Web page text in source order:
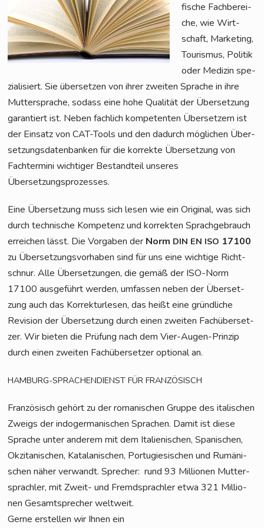
fi­sche Fach­be­rei­
che, wie Wirt­
schaft, Mar­ke­ting,
Tou­ris­mus, Poli­tik
oder Medi­zin spe­
zia­li­siert. Sie über­set­zen von ihrer zwei­ten Spra­che in ihre
Mut­ter­spra­che, sodass eine hohe Qua­li­tät der Über­set­zung
garan­tiert ist. Neben fach­lich kom­pe­ten­ten Über­set­zern ist
der Ein­satz von CAT-Tools und den dadurch mög­li­chen Über­
set­zungs­da­ten­ban­ken für die kor­rek­te Über­set­zung von
Fach­ter­mi­ni wich­ti­ger Bestand­teil unse­res
Übersetzungsprozesses.
Eine Über­set­zung muss sich lesen wie ein Ori­gi­nal, was sich
durch tech­ni­sche Kom­pe­tenz und kor­rek­ten Sprach­ge­brauch
errei­chen lässt. Die Vor­ga­ben der Norm DIN EN ISO 17100
zu Über­set­zungs­vor­ha­ben sind für uns eine wich­ti­ge Richt­
schnur. Alle Über­set­zun­gen, die gemäß der ISO-Norm
17100 aus­ge­führt wer­den, umfas­sen neben der Über­set­
zung auch das Kor­rek­tur­le­sen, das heißt eine gründ­li­che
Revi­si­on der Über­set­zung durch einen zwei­ten Fach­über­set­
zer. Wir bie­ten die Prü­fung nach dem Vier-Augen-Prin­zip
durch einen zwei­ten Fach­über­set­zer optio­nal an.
HAMBURG-SPRACHENDIENST FÜR FRANZÖSISCH
Fran­zö­sisch gehört zu der roma­ni­schen Grup­pe des ita­li­schen
Zweigs der indo­ger­ma­ni­schen Spra­chen. Damit ist die­se
Spra­che unter ande­rem mit dem Ita­lie­ni­schen, Spa­ni­schen,
Okzita­ni­schen, Kata­la­ni­schen, Por­tu­gie­si­schen und Rumä­ni­
schen näher ver­wandt. Spre­cher: rund 93 Mil­lio­nen Mut­ter­
sprach­ler, mit Zweit- und Fremd­sprach­ler etwa 321 Mil­lio­
nen Gesamt­spre­cher weltweit.
Ger­ne erstel­len wir Ihnen ein